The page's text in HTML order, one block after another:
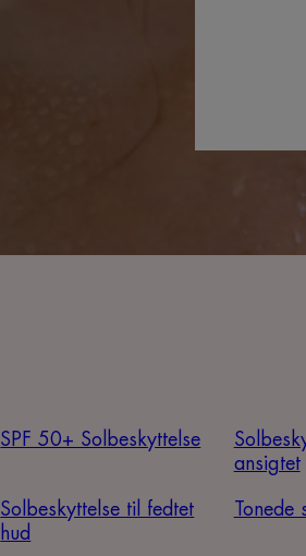
SPF 50+ Solbeskyttelse
ansigtet
Solbeskyttelse til fedtet
hud